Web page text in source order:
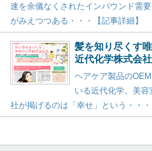
速を余儀なくされたインバウンド需
がみえつつある・・・【記事詳細】
髪を知り尽くす
近代化学株式会社
ヘアケア製品の
いる近代化学。美
社が掲げるのは「幸せ」という・・・